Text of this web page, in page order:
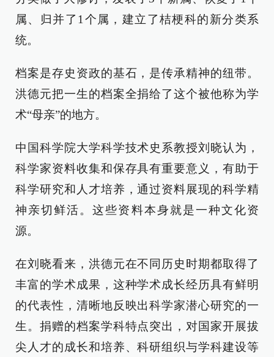
属、归并了1个属，建立了桔梗科的新分类系
统。
档案是存史资政的基石，是传承精神的纽带。
洪德元把一生的档案全捐给了这个被他称为学
术“母亲”的地方。
中国科学院大学科学技术史系教授刘晓认为，
科学家资料收集和保存具有重要意义，有助于
科学研究和人才培养，通过资料展现的科学精
神亲切鲜活。这些资料本身就是一种文化资
源。
在刘晓看来，洪德元在不同历史时期都取得了
丰富的学术成果，这种学术成长经历具有鲜明
的代表性，清晰地反映出科学家潜心研究的一
生。捐赠的档案学科特点突出，对国家开展拔
尖人才的成长和培养、科研组织与学科建设等